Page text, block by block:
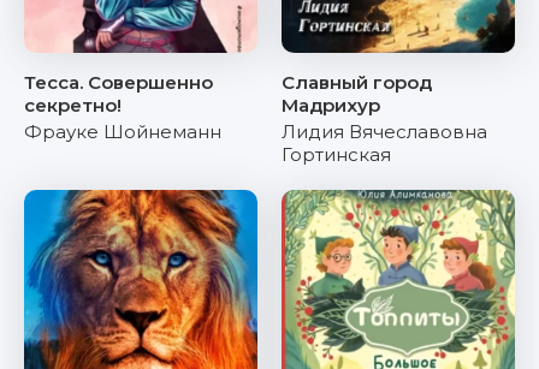
Тесса. Совершенно
секретно!
Фрауке Шойнеманн
Славный город
Мадрихур
Лидия Вячеславовна
Гортинская